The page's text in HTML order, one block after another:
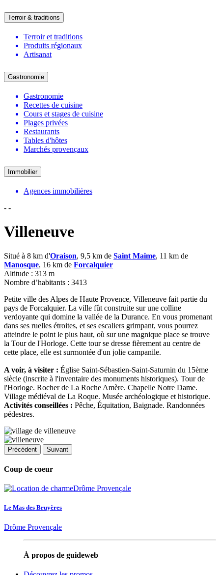
Terroir & traditions
Terroir et traditions
Produits régionaux
Artisanat
Gastronomie
Gastronomie
Recettes de cuisine
Cours et stages de cuisine
Plages privées
Restaurants
Tables d'hôtes
Marchés provençaux
Immobilier
Agences immobilières
- -
Villeneuve
Situé à 8 km d'Oraison, 9,5 km de Saint Maime, 11 km de
Manosque, 16 km de Forcalquier
Altitude : 313 m
Nombre d’habitants : 3413
Petite ville des Alpes de Haute Provence, Villeneuve fait partie du
pays de Forcalquier. La ville fût construite sur une colline
verdoyante qui domine la vallée de la Durance. En vous promenant
dans ses ruelles étroites, et ses escaliers grimpant, vous pourrez
atteindre le point le plus haut, où sur une magnique place se trouve
la Tour de l'Horloge. Cette tour se dresse fièrement au centre de
cette place, elle est surmontée d'un jolie campanile.
A voir, à visiter : Église Saint-Sébastien-Saint-Saturnin du 15ème
siècle (inscrite à l'inventaire des monuments historiques). Tour de
l'Horloge. Rocher de La Roche Amère. Chapelle Notre Dame.
Village médiéval de La Roque. Musée archéologique et historique.
Activités conseillées : Pêche, Équitation, Baignade. Randonnées
pédestres.
Précédent Suivant
Coup de coeur
Le Mas des Bruyères
Drôme Provençale
À propos de guideweb